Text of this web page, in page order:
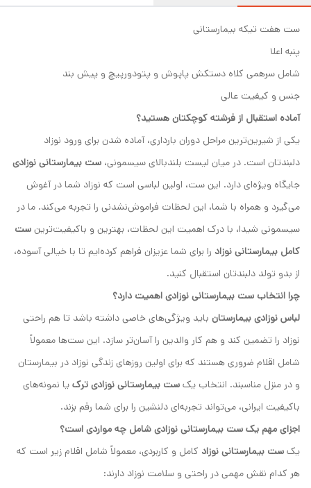
ست هفت تیکه بیمارستانی
پنبه اعلا
شامل سرهمی کلاه دستکش پاپوش و پتودورپیچ و پیش بند
جنس و کیفیت عالی
آماده استقبال از فرشته کوچکتان هستید؟
یکی از شیرین‌ترین مراحل دوران بارداری، آماده شدن برای ورود نوزاد
دلبندتان است. در میان لیست بلندبالای سیسمونی، ست بیمارستانی نوزادی
جایگاه ویژه‌ای دارد. این ست، اولین لباسی است که نوزاد شما در آغوش
می‌گیرد و همراه با شما، این لحظات فراموش‌نشدنی را تجربه می‌کند. ما در
سیسمونی شیدا، با درک اهمیت این لحظات، بهترین و باکیفیت‌ترین ست
کامل بیمارستانی نوزاد را برای شما عزیزان فراهم کرده‌ایم تا با خیالی آسوده،
از بدو تولد دلبندتان استقبال کنید.
چرا انتخاب ست بیمارستانی نوزادی اهمیت دارد؟
لباس نوزادی بیمارستان باید ویژگی‌های خاصی داشته باشد تا هم راحتی
نوزاد را تضمین کند و هم کار والدین را آسان‌تر سازد. این ست‌ها معمولاً
شامل اقلام ضروری هستند که برای اولین روزهای زندگی نوزاد در بیمارستان
و در منزل مناسبند. انتخاب یک ست بیمارستانی نوزادی ترک یا نمونه‌های
باکیفیت ایرانی، می‌تواند تجربه‌ای دلنشین را برای شما رقم بزند.
اجزای مهم یک ست بیمارستانی نوزادی شامل چه مواردی است؟
یک ست بیمارستانی نوزاد کامل و کاربردی، معمولاً شامل اقلام زیر است که
هر کدام نقش مهمی در راحتی و سلامت نوزاد دارند: